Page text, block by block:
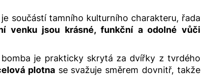
součástí tamního kulturního charakteru, řada
venku jsou krásné, funkční a odolné vůči
je prakticky skrytá za dvířky z tvrdého
plotnase svažuje směrem dovnitř, takže